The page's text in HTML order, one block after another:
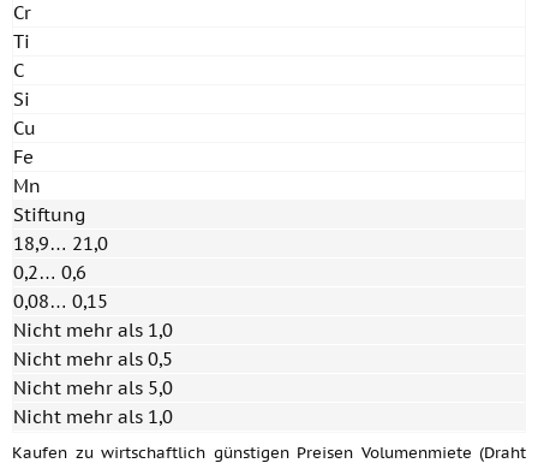
Cr
Ti
C
Si
Cu
Fe
Mn
Stiftung
18,9… 21,0
0,2… 0,6
0,08… 0,15
Nicht mehr als 1,0
Nicht mehr als 0,5
Nicht mehr als 5,0
Nicht mehr als 1,0
Kaufen zu wirtschaftlich günstigen Preisen Volumenmiete (Draht